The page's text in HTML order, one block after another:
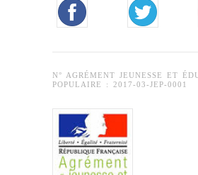
N° AGRÉMENT JEUNESSE ET
POPULAIRE : 2017-03-JEP-0001